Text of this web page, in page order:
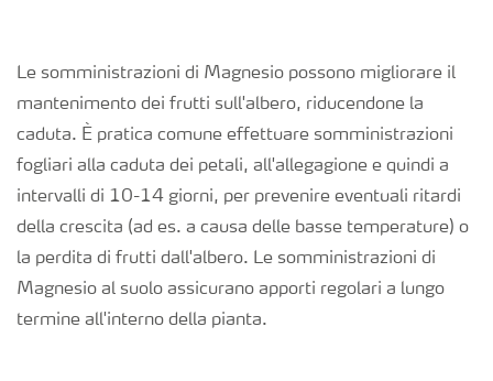
Richiesta di Offerta
Le somministrazioni di Magnesio possono migliorare il
mantenimento dei frutti sull'albero, riducendone la
caduta. È pratica comune effettuare somministrazioni
fogliari alla caduta dei petali, all'allegagione e quindi a
intervalli di 10-14 giorni, per prevenire eventuali ritardi
della crescita (ad es. a causa delle basse temperature) o
la perdita di frutti dall'albero. Le somministrazioni di
Magnesio al suolo assicurano apporti regolari a lungo
termine all'interno della pianta.